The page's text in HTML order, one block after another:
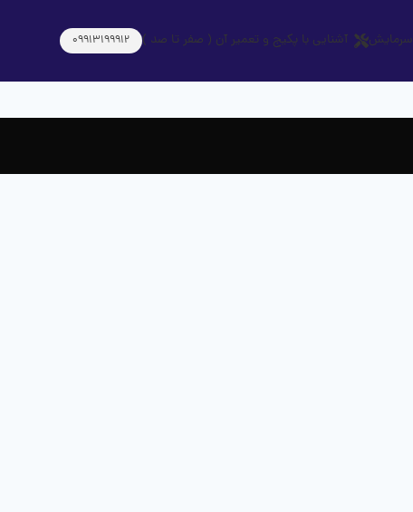
سرمایش آشنایی با پکیج و تعمیر آن ( صفر تا صد ) 09913199912